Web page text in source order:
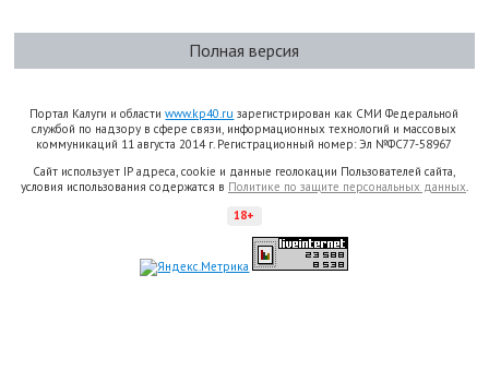
Полная версия
Портал Калуги и областиwww.kp40.ru зарегистрирован как СМИ Федеральной
службой по надзору в сфере связи, информационных технологий и массовых
коммуникаций 11 августа 2014 г. Регистрационный номер: Эл №ФС77-58967
Сайт использует IP адреса, cookie и данные геолокации Пользователей сайта,
условия использования содержатся в Политике по защите персональных данных.
18+